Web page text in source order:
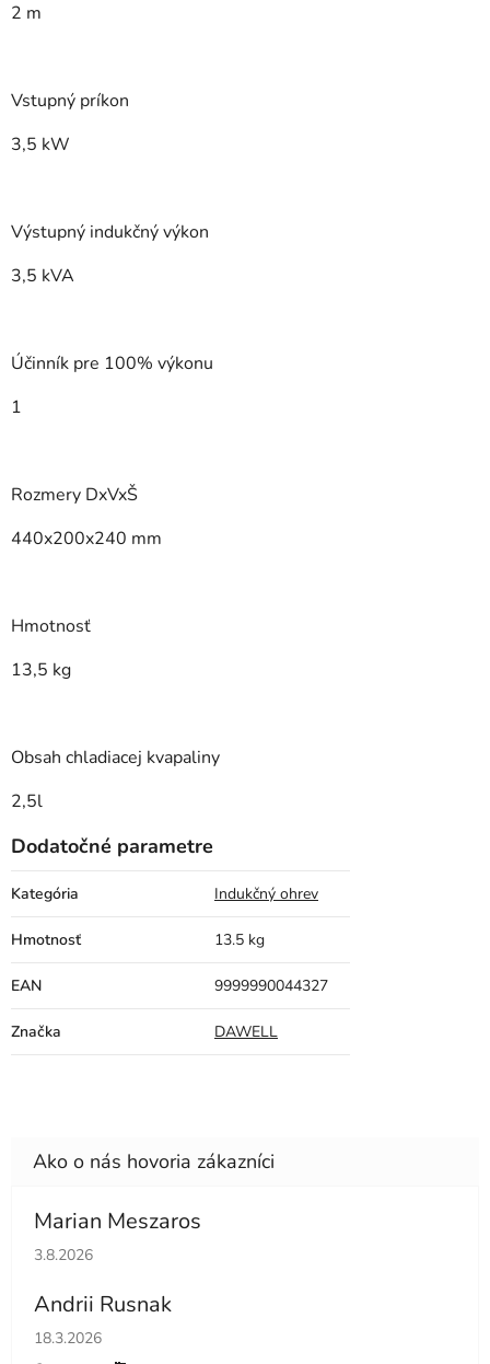
2 m
Vstupný príkon
3,5 kW
Výstupný indukčný výkon
3,5 kVA
Účinník pre 100% výkonu
1
Rozmery DxVxŠ
440x200x240 mm
Hmotnosť
13,5 kg
Obsah chladiacej kvapaliny
2,5l
Dodatočné parametre
Kategória Indukčný ohrev
Hmotnosť 13.5 kg
EAN 9999990044327
Značka DAWELL
Marian Meszaros
Hodnotenie obchodu je 5 z 5 hviezdičiek.
3.8.2026
Andrii Rusnak
Hodnotenie obchodu je 5 z 5 hviezdičiek.
18.3.2026